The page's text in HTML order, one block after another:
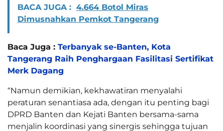
BACA JUGA : 4.664 Botol Miras
Dimusnahkan Pemkot Tangerang
Baca Juga : Terbanyak se-Banten, Kota
Tangerang Raih Penghargaan Fasilitasi Sertifikat
Merk Dagang
“Namun demikian, kekhawatiran menyalahi
peraturan senantiasa ada, dengan itu penting bagi
DPRD Banten dan Kejati Banten bersama-sama
menjalin koordinasi yang sinergis sehingga tujuan